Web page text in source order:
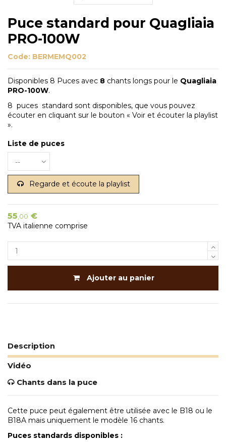
Puce standard pour Quagliaia
PRO-100W
Code: BERMEMQ002
Disponibles 8 Puces avec 8 chants longs pour le Quagliaia
PRO-100W.
8 puces standard sont disponibles, que vous pouvez
écouter en cliquant sur le bouton « Voir et écouter la playlist
».
Liste de puces
Regarde et écoute la playlist
55,00 €
TVA italienne comprise
Ajouter au panier
Description
Vidéo
Chants dans la puce
Cette puce peut également être utilisée avec le B18 ou le
B18A mais uniquement le modèle 16 chants.
Puces standards disponibles :